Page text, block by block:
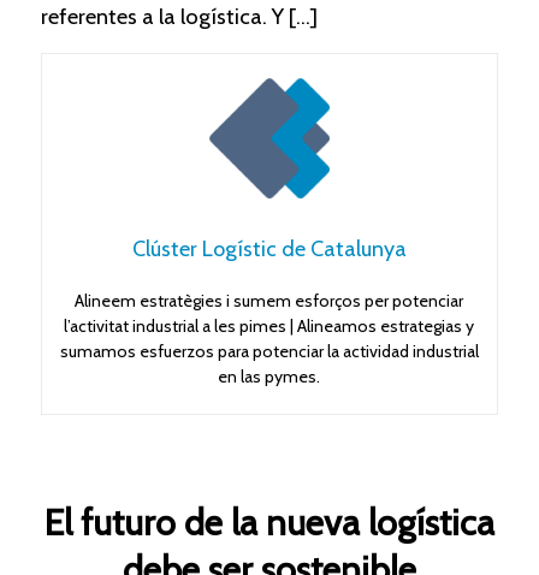
referentes a la logística. Y […]
Clúster Logístic de Catalunya
Alineem estratègies i sumem esforços per potenciar
l’activitat industrial a les pimes | Alineamos estrategias y
sumamos esfuerzos para potenciar la actividad industrial
en las pymes.
El futuro de la nueva logística